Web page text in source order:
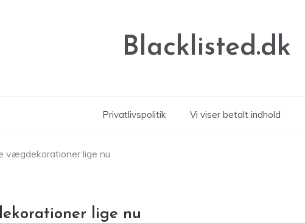
Blacklisted.dk
Privatlivspolitik Vi viser betalt indhold
vægdekorationer lige nu
lige nu